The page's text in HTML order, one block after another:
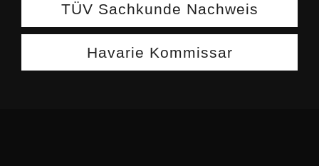
TÜV Sachkunde Nachweis
Havarie Kommissar